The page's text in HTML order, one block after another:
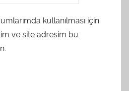
kullanılması için
ve site adresim bu